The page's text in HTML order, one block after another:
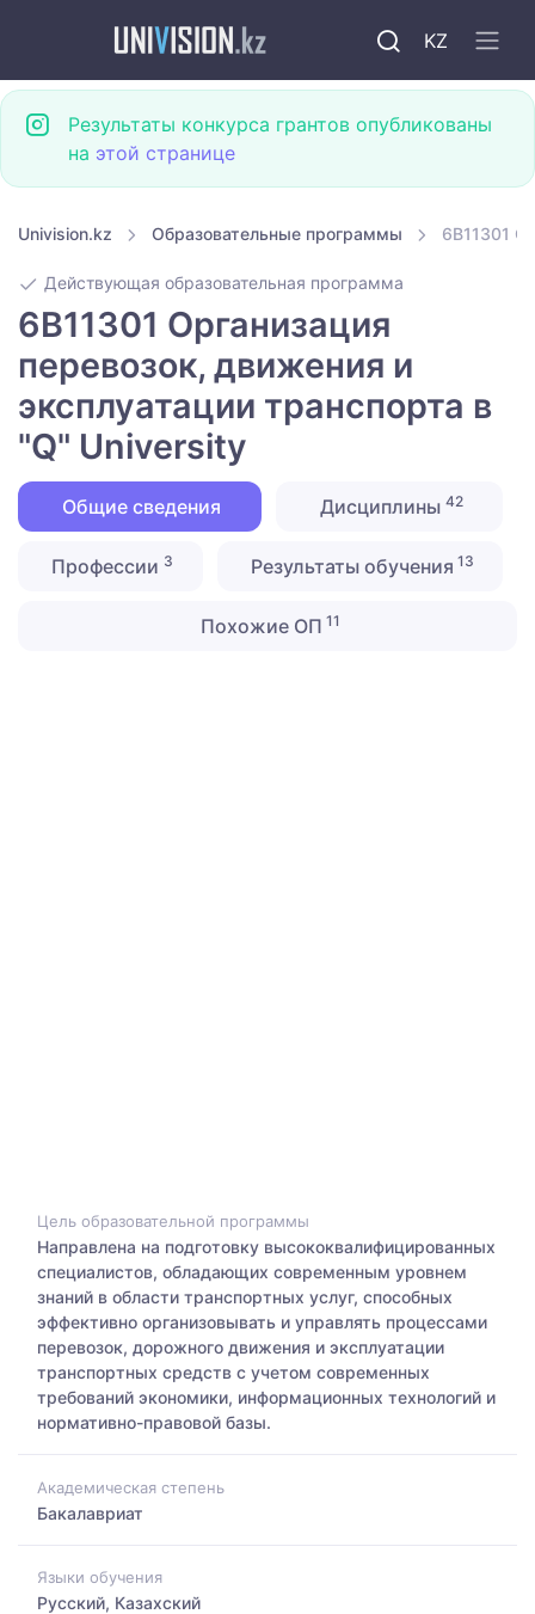
KZ
Результаты конкурса грантов опубликованы
на этой странице
Univision.kz Образовательные программы 6B11301
Действующая образовательная программа
6B11301 Организация
перевозок, движения и
эксплуатации транспорта в
"Q" University
Общие сведения Дисциплины 42
Профессии 3 Результаты обучения 13
Похожие ОП 11
Цель образовательной программы
Направлена на подготовку высококвалифицированных
специалистов, обладающих современным уровнем
знаний в области транспортных услуг, способных
эффективно организовывать и управлять процессами
перевозок, дорожного движения и эксплуатации
транспортных средств с учетом современных
требований экономики, информационных технологий и
нормативно-правовой базы.
Академическая степень
Бакалавриат
Языки обучения
Русский, Казахский